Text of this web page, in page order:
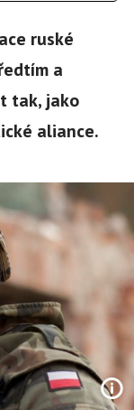
ruské
a
tak, jako
aliance.